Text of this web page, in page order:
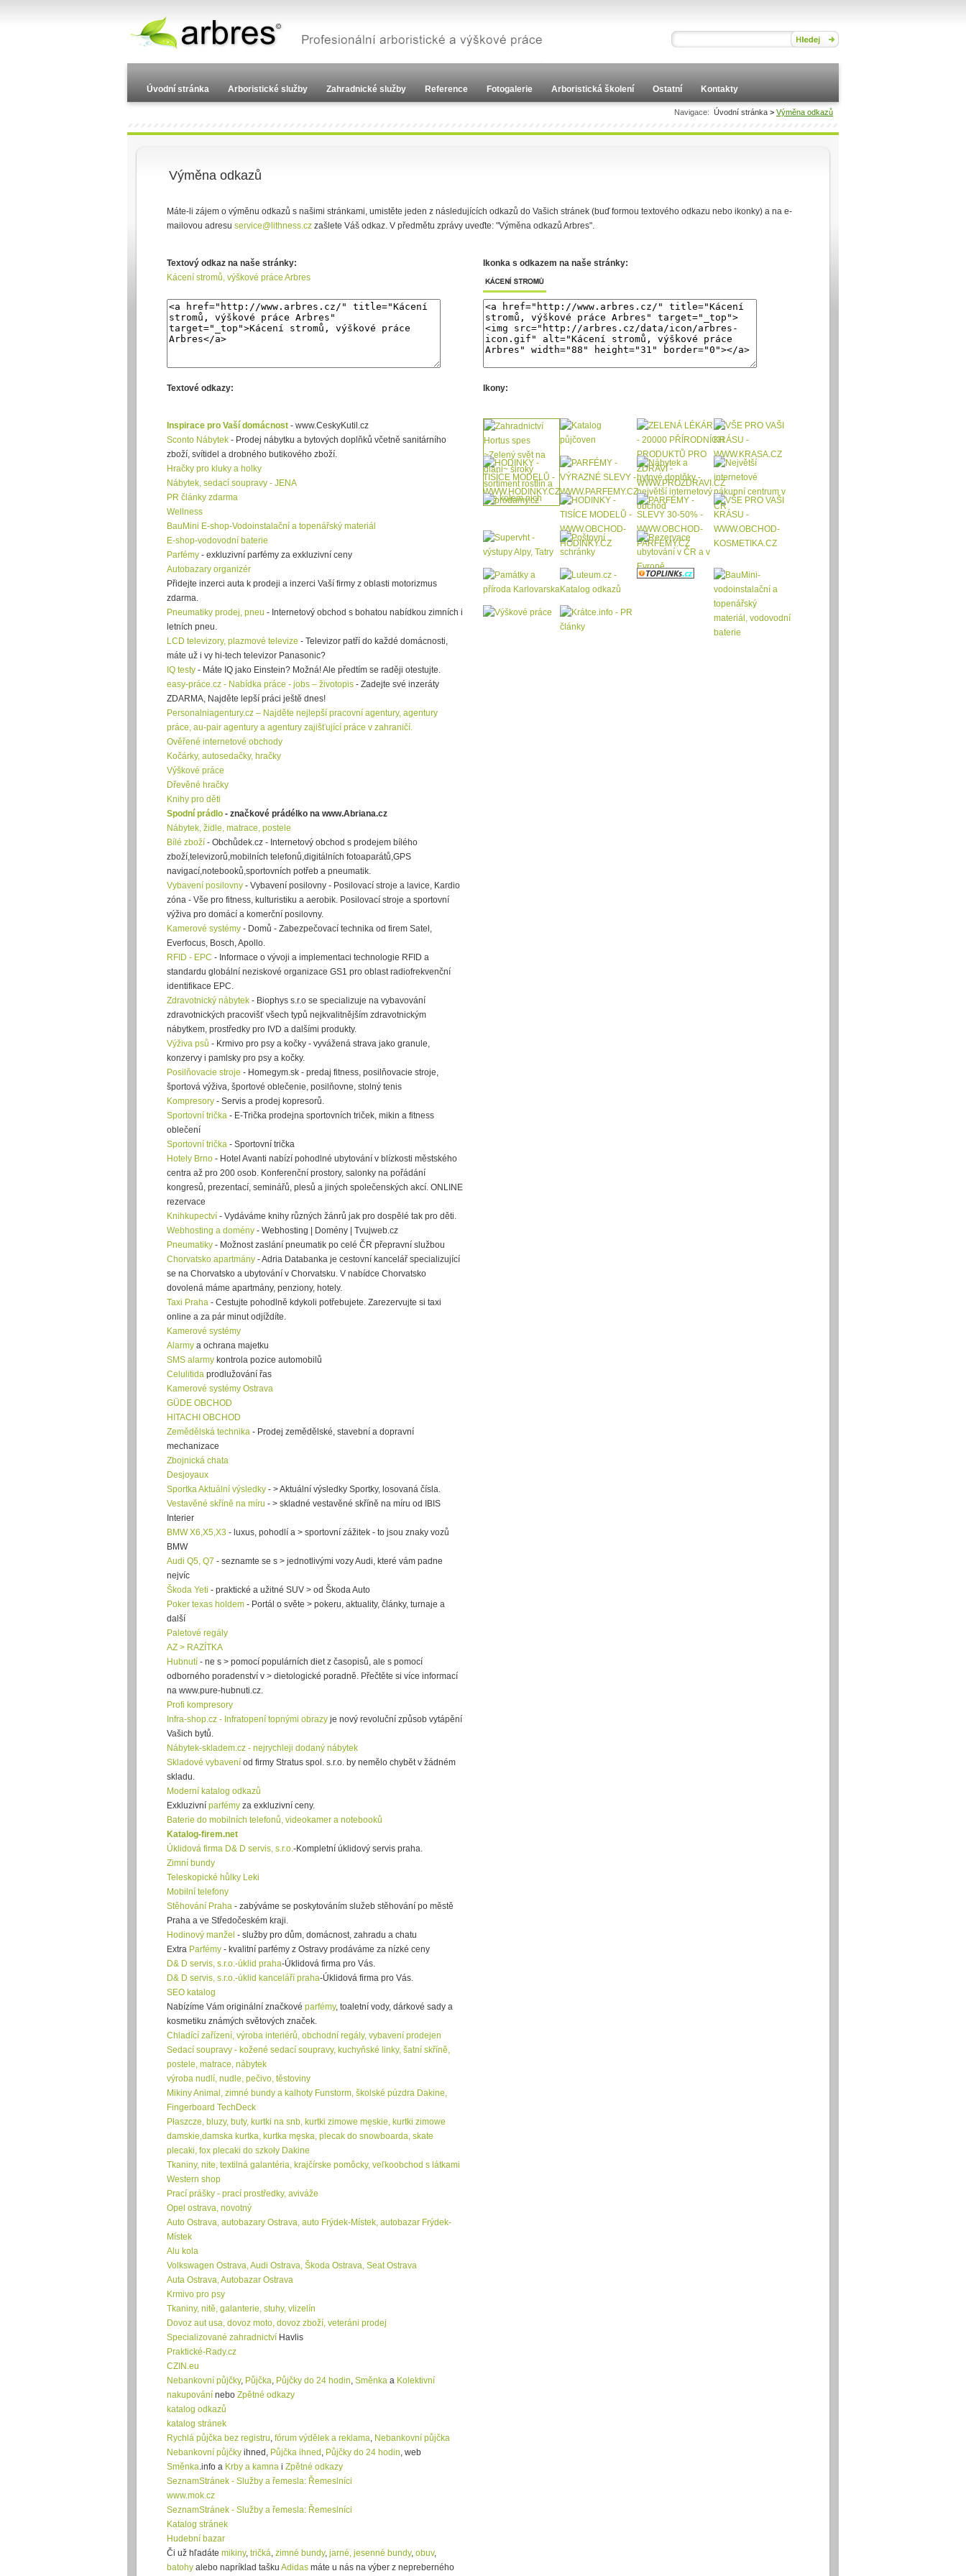
Úvodní stránka Arboristické služby Zahradnické služby Reference Fotogalerie Arboristická školení Ostatní Kontakty
Navigace: Úvodní stránka > Výměna odkazů
Výměna odkazů
Máte-li zájem o výměnu odkazů s našimi stránkami, umistěte jeden z následujících odkazů do Vašich stránek (buď formou textového odkazu nebo ikonky) a na e-
mailovou adresu service@lithness.cz zašlete Váš odkaz. V předmětu zprávy uveďte: "Výměna odkazů Arbres".
Textový odkaz na naše stránky:
Kácení stromů, výškové práce Arbres
Textové odkazy:
Ikonka s odkazem na naše stránky:
Ikony:
Inspirace pro Vaší domácnost - www.CeskyKutil.cz
Sconto Nábytek - Prodej nábytku a bytových doplňků včetně sanitárního
zboží, svítidel a drobného butikového zboží.
Hračky pro kluky a holky
Nábytek, sedací soupravy - JENA
PR články zdarma
Wellness
BauMini E-shop-Vodoinstalační a topenářský materiál
E-shop-vodovodní baterie
Parfémy - exkluzivní parfémy za exkluzivní ceny
Autobazary organizér
Přidejte inzerci auta k prodeji a inzerci Vaší firmy z oblasti motorizmus
zdarma.
Pneumatiky prodej, pneu - Internetový obchod s bohatou nabídkou zimních i
letních pneu.
LCD televizory, plazmové televize - Televizor patří do každé domácnosti,
máte už i vy hi-tech televizor Panasonic?
IQ testy - Máte IQ jako Einstein? Možná! Ale předtím se raději otestujte.
easy-práce.cz - Nabídka práce - jobs – životopis - Zadejte své inzeráty
ZDARMA, Najděte lepší práci ještě dnes!
Personalniagentury.cz – Najděte nejlepší pracovní agentury, agentury
práce, au-pair agentury a agentury zajišťující práce v zahraničí.
Ověřené internetové obchody
Kočárky, autosedačky, hračky
Výškové práce
Dřevěné hračky
Knihy pro děti
Spodní prádlo - značkové prádélko na www.Abriana.cz
Nábytek, židle, matrace, postele
Bílé zboží - Obchůdek.cz - Internetový obchod s prodejem bílého
zboží,televizorů,mobilních telefonů,digitálních fotoaparátů,GPS
navigací,notebooků,sportovních potřeb a pneumatik.
Vybavení posilovny - Vybavení posilovny - Posilovací stroje a lavice, Kardio
zóna - Vše pro fitness, kulturistiku a aerobik. Posilovací stroje a sportovní
výživa pro domácí a komerční posilovny.
Kamerové systémy - Domů - Zabezpečovací technika od firem Satel,
Everfocus, Bosch, Apollo.
RFID - EPC - Informace o vývoji a implementaci technologie RFID a
standardu globální neziskové organizace GS1 pro oblast radiofrekvenční
identifikace EPC.
Zdravotnický nábytek - Biophys s.r.o se specializuje na vybavování
zdravotnických pracovišť všech typů nejkvalitnějším zdravotnickým
nábytkem, prostředky pro IVD a dalšími produkty.
Výživa psů - Krmivo pro psy a kočky - vyvážená strava jako granule,
konzervy i pamlsky pro psy a kočky.
Posilňovacie stroje - Homegym.sk - predaj fitness, posilňovacie stroje,
športová výživa, športové oblečenie, posilňovne, stolný tenis
Kompresory - Servis a prodej kopresorů.
Sportovní trička - E-Trička prodejna sportovních triček, mikin a fitness
oblečení
Sportovní trička - Sportovní trička
Hotely Brno - Hotel Avanti nabízí pohodlné ubytování v blízkosti městského
centra až pro 200 osob. Konferenční prostory, salonky na pořádání
kongresů, prezentací, seminářů, plesů a jiných společenských akcí. ONLINE
rezervace
Knihkupectví - Vydáváme knihy různých žánrů jak pro dospělé tak pro děti.
Webhosting a domény - Webhosting | Domény | Tvujweb.cz
Pneumatiky - Možnost zaslání pneumatik po celé ČR přepravní službou
Chorvatsko apartmány - Adria Databanka je cestovní kancelář specializující
se na Chorvatsko a ubytování v Chorvatsku. V nabídce Chorvatsko
dovolená máme apartmány, penziony, hotely.
Taxi Praha - Cestujte pohodlně kdykoli potřebujete. Zarezervujte si taxi
online a za pár minut odjíždíte.
Kamerové systémy
Alarmy a ochrana majetku
SMS alarmy kontrola pozice automobilů
Celulitida prodlužování řas
Kamerové systémy Ostrava
GÜDE OBCHOD
HITACHI OBCHOD
Zemědělská technika - Prodej zemědělské, stavební a dopravní
mechanizace
Zbojnická chata
Desjoyaux
Sportka Aktuální výsledky - > Aktuální výsledky Sportky, losovaná čísla.
Vestavěné skříně na míru - > skladné vestavěné skříně na míru od IBIS
Interier
BMW X6,X5,X3 - luxus, pohodlí a > sportovní zážitek - to jsou znaky vozů
BMW
Audi Q5, Q7 - seznamte se s > jednotlivými vozy Audi, které vám padne
nejvíc
Škoda Yeti - praktické a užitné SUV > od Škoda Auto
Poker texas holdem - Portál o světe > pokeru, aktuality, články, turnaje a
další
Paletové regály
AZ > RAZÍTKA
Hubnutí - ne s > pomocí populárních diet z časopisů, ale s pomocí
odborného poradenství v > dietologické poradně. Přečtěte si více informací
na www.pure-hubnuti.cz.
Profi kompresory
Infra-shop.cz - Infratopení topnými obrazy je nový revoluční způsob vytápění
Vašich bytů.
Nábytek-skladem.cz - nejrychleji dodaný nábytek
Skladové vybavení od firmy Stratus spol. s.r.o. by nemělo chybět v žádném
skladu.
Moderní katalog odkazů
Exkluzivní parfémy za exkluzivní ceny.
Baterie do mobilních telefonů, videokamer a notebooků
Katalog-firem.net
Úklidová firma D& D servis, s.r.o.-Kompletní úklidový servis praha.
Zimní bundy
Teleskopické hůlky Leki
Mobilní telefony
Stěhování Praha - zabýváme se poskytováním služeb stěhování po městě
Praha a ve Středočeském kraji.
Hodinový manžel - služby pro dům, domácnost, zahradu a chatu
Extra Parfémy - kvalitní parfémy z Ostravy prodáváme za nízké ceny
D& D servis, s.r.o.-úklid praha-Úklidová firma pro Vás.
D& D servis, s.r.o.-úklid kanceláří praha-Úklidová firma pro Vás.
SEO katalog
Nabízíme Vám originální značkové parfémy, toaletní vody, dárkové sady a
kosmetiku známých světových značek.
Chladící zařízení, výroba interiérů, obchodní regály, vybavení prodejen
Sedací soupravy - kožené sedací soupravy, kuchyňské linky, šatní skříně,
postele, matrace, nábytek
výroba nudlí, nudle, pečivo, těstoviny
Mikiny Animal, zimné bundy a kalhoty Funstorm, školské púzdra Dakine,
Fingerboard TechDeck
Płaszcze, bluzy, buty, kurtki na snb, kurtki zimowe męskie, kurtki zimowe
damskie,damska kurtka, kurtka męska, plecak do snowboarda, skate
plecaki, fox plecaki do szkoły Dakine
Tkaniny, nite, textilná galantéria, krajčírske pomôcky, veľkoobchod s látkami
Western shop
Prací prášky - prací prostředky, aviváže
Opel ostrava, novotný
Auto Ostrava, autobazary Ostrava, auto Frýdek-Místek, autobazar Frýdek-
Místek
Alu kola
Volkswagen Ostrava, Audi Ostrava, Škoda Ostrava, Seat Ostrava
Auta Ostrava, Autobazar Ostrava
Krmivo pro psy
Tkaniny, nitě, galanterie, stuhy, vlizelín
Dovoz aut usa, dovoz moto, dovoz zboží, veteráni prodej
Specializované zahradnictví Havlis
Praktické-Rady.cz
CZIN.eu
Nebankovní půjčky, Půjčka, Půjčky do 24 hodin, Směnka a Kolektivní
nakupování nebo Zpětné odkazy
katalog odkazů
katalog stránek
Rychlá půjčka bez registru, fórum výdělek a reklama, Nebankovní půjčka
Nebankovní půjčky ihned, Půjčka ihned , Půjčky do 24 hodin, web
Směnka.info a Krby a kamna i Zpětné odkazy
SeznamStránek - Služby a řemesla: Řemeslníci
www.mok.cz
SeznamStránek - Služby a řemesla: Řemeslníci
Katalog stránek
Hudební bazar
Či už hľadáte mikiny, tričká, zimné bundy, jarné, jesenné bundy, obuv,
batohy alebo napríklad tašku Adidas máte u nás na výber z nepreberného